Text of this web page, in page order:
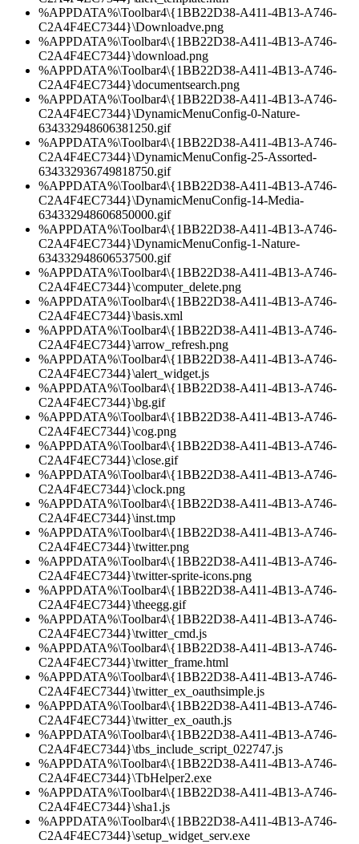
%APPDATA%\Toolbar4\{1BB22D38-A411-4B13-A746-
C2A4F4EC7344}\Downloadve.png
%APPDATA%\Toolbar4\{1BB22D38-A411-4B13-A746-
C2A4F4EC7344}\download.png
%APPDATA%\Toolbar4\{1BB22D38-A411-4B13-A746-
C2A4F4EC7344}\documentsearch.png
%APPDATA%\Toolbar4\{1BB22D38-A411-4B13-A746-
C2A4F4EC7344}\DynamicMenuConfig-0-Nature-
634332948606381250.gif
%APPDATA%\Toolbar4\{1BB22D38-A411-4B13-A746-
C2A4F4EC7344}\DynamicMenuConfig-25-Assorted-
634332936749818750.gif
%APPDATA%\Toolbar4\{1BB22D38-A411-4B13-A746-
C2A4F4EC7344}\DynamicMenuConfig-14-Media-
634332948606850000.gif
%APPDATA%\Toolbar4\{1BB22D38-A411-4B13-A746-
C2A4F4EC7344}\DynamicMenuConfig-1-Nature-
634332948606537500.gif
%APPDATA%\Toolbar4\{1BB22D38-A411-4B13-A746-
C2A4F4EC7344}\computer_delete.png
%APPDATA%\Toolbar4\{1BB22D38-A411-4B13-A746-
C2A4F4EC7344}\basis.xml
%APPDATA%\Toolbar4\{1BB22D38-A411-4B13-A746-
C2A4F4EC7344}\arrow_refresh.png
%APPDATA%\Toolbar4\{1BB22D38-A411-4B13-A746-
C2A4F4EC7344}\alert_widget.js
%APPDATA%\Toolbar4\{1BB22D38-A411-4B13-A746-
C2A4F4EC7344}\bg.gif
%APPDATA%\Toolbar4\{1BB22D38-A411-4B13-A746-
C2A4F4EC7344}\cog.png
%APPDATA%\Toolbar4\{1BB22D38-A411-4B13-A746-
C2A4F4EC7344}\close.gif
%APPDATA%\Toolbar4\{1BB22D38-A411-4B13-A746-
C2A4F4EC7344}\clock.png
%APPDATA%\Toolbar4\{1BB22D38-A411-4B13-A746-
C2A4F4EC7344}\inst.tmp
%APPDATA%\Toolbar4\{1BB22D38-A411-4B13-A746-
C2A4F4EC7344}\twitter.png
%APPDATA%\Toolbar4\{1BB22D38-A411-4B13-A746-
C2A4F4EC7344}\twitter-sprite-icons.png
%APPDATA%\Toolbar4\{1BB22D38-A411-4B13-A746-
C2A4F4EC7344}\theegg.gif
%APPDATA%\Toolbar4\{1BB22D38-A411-4B13-A746-
C2A4F4EC7344}\twitter_cmd.js
%APPDATA%\Toolbar4\{1BB22D38-A411-4B13-A746-
C2A4F4EC7344}\twitter_frame.html
%APPDATA%\Toolbar4\{1BB22D38-A411-4B13-A746-
C2A4F4EC7344}\twitter_ex_oauthsimple.js
%APPDATA%\Toolbar4\{1BB22D38-A411-4B13-A746-
C2A4F4EC7344}\twitter_ex_oauth.js
%APPDATA%\Toolbar4\{1BB22D38-A411-4B13-A746-
C2A4F4EC7344}\tbs_include_script_022747.js
%APPDATA%\Toolbar4\{1BB22D38-A411-4B13-A746-
C2A4F4EC7344}\TbHelper2.exe
%APPDATA%\Toolbar4\{1BB22D38-A411-4B13-A746-
C2A4F4EC7344}\sha1.js
%APPDATA%\Toolbar4\{1BB22D38-A411-4B13-A746-
C2A4F4EC7344}\setup_widget_serv.exe